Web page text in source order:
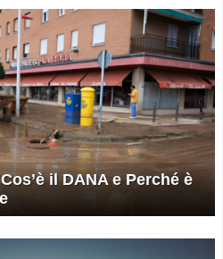
il DANA e Perché è